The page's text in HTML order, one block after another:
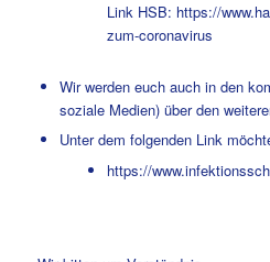
Link HSB: https://
zum-coronavirus
Wir werden euch auch in den
soziale Medien) über den
Unter dem folgenden Link
https://